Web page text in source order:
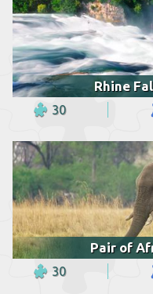
Rhine
30
Pair of
30